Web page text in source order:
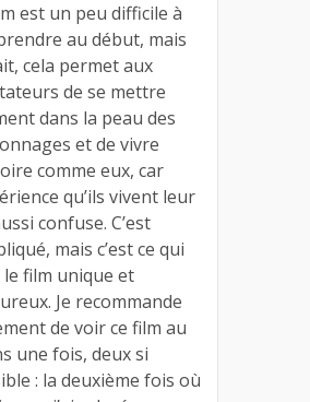
est un peu difficile à
au début, mais
cela permet aux
de se mettre
dans la peau des
et de vivre
comme eux, car
qu’ils vivent leur
confuse. C’est
mais c’est ce qui
le film unique et
Je recommande
de voir ce film au
une fois, deux si
: la deuxième fois où